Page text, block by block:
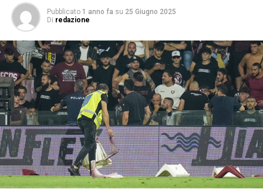
Pubblicato 1 anno fa su 25 Giugno 2025
Di redazione